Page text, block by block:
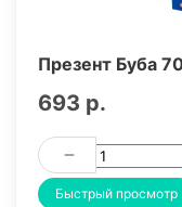
Презент Буба
693 р.
Быстрый просмотр